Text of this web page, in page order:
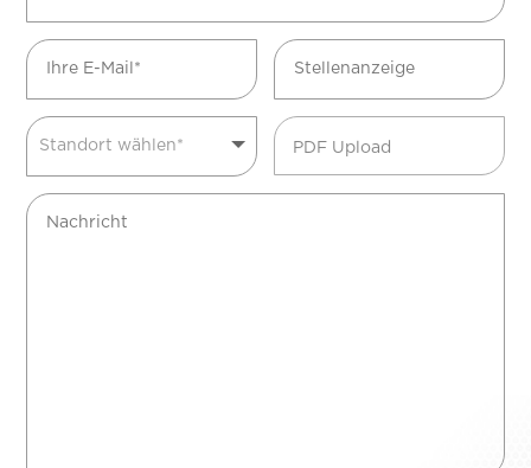
PDF Upload